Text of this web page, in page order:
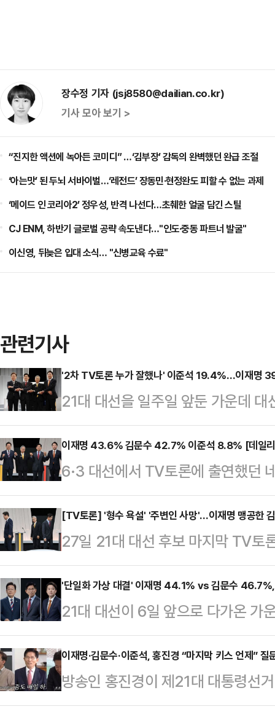
장수정 기자 (jsj8580@dailian.co.kr)
기사 모아 보기 >
“진지한 액션에 녹아든 코미디” …‘김부장’ 감독의 완벽했던 완급 조절
‘아는맛’ 된 두뇌 서바이벌…‘레전드’ 장동민·현정완도 피할 수 없는 과제
‘메이드 인 코리아2’ 정우성, 반격 나선다…초췌한 얼굴 담긴 스틸
CJ ENM, 하반기 글로벌 공략 속도낸다…"인도·중동 파트너 발굴"
이신영, 뒤늦은 입대 소식… "신병교육 수료"
관련기사
'2차 TV토론 누가 잘했나' 이준석 19.4%…이재명
21대 대선을 일주일 앞둔 가운데
한 후보'가 누군지 묻는 설문에 이
냈다. 이재명 더불어민주당 후보
라는 응답은 33.9%였다.데일리안
의뢰해 지난 26일부터 27일까지
시된 대선 후보 2차 TV토론에 대해
냐'고 질문한 결과, 응답자의
다…
이재명 43.6% 김문수 42.7% 이준석 8.8% [데일
6·3 대선에서 TV토론에 출연했던
문한 결과, 이재명 더불어민주당
42.7%를 기록했다. 두 후보 간 격
다.'호텔경제학' '커피 원가 120원' '
논란과 김문수 후보의 뒷심이 맞물
다만 이번 설문에서는 국민의힘을
보수 과표집 현상이 발생했을 가능
이…
[TV토론] '형수 욕설' '주변인 사망'…이재명 맹공한
27일 21대 대선 후보 마지막 TV토
석 개혁신당 대선 후보가 이재명 더
'사법리스크'를 부각해 맹공을 퍼부
욕설' 등을 언급하며 사과를 요구했
러 명 사망한 것을 지적하기도 했다
해 "증거가 없다" "검찰이 무리하게
노동당 대선 후보는 "또다시 진흙
아니라 …
'단일화 가상 대결' 이재명 44.1% vs 김문수
21대 대선이 6일 앞으로 다가온 가
개혁신당 후보의 '단일화'를 가정하
대결을 벌일 시, 이재명 후보와 김
이게 되는 것으로 나타났다.데일리
에 의뢰해 지난 26일부터 27일까
이재명·김문수·이준석, 홍진경 “마지막 키스 언제” 질
방송인 홍진경이 제21대 대통령선
(국민의힘), 이준석(개혁신당) 후보